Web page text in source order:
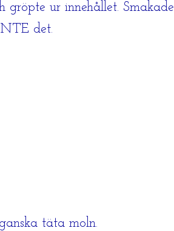
ur innehållet.
det.
täta moln.